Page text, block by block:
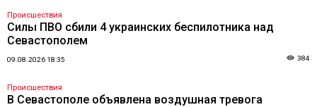
Происшествия
Силы ПВО сбили 4 украинских беспилотника над
Севастополем
09.08.2026 18:35 384
Происшествия
В Севастополе объявлена воздушная тревога